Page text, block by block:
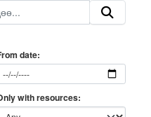
date
with resources